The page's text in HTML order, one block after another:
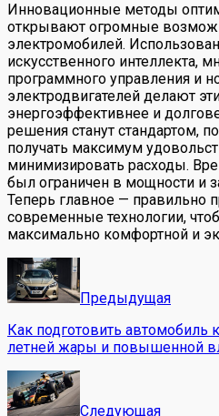
Инновационные методы
открывают огромные
электромобилей.
искусственного интеллекта,
программного управления и
электродвигателей делают
энергоэффективнее и
решения станут стандартом,
получать максимум
минимизировать расходы.
был ограничен в мощности и
Теперь главное — правильно
современные технологии,
максимально комфортной и
Предыдущая
Как подготовить автомобиль
летней жары и повышенной
Следующая